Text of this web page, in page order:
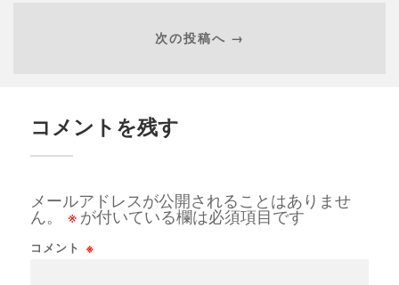
次の投稿へ →
コメントを残す
メールアドレスが公開されることはありませ
ん。
※ が付いている欄は必須項目です
コメント ※